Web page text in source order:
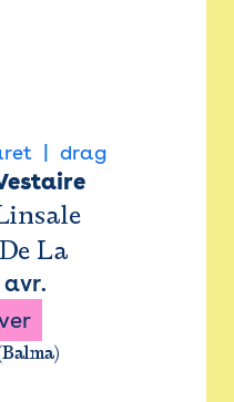
drag
La
avr.